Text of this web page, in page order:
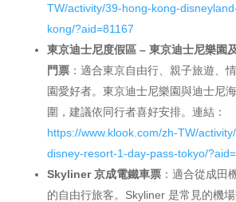
TW/activity/39-hong-kong-
kong/?aid=81167
東京迪士尼度假區 – 東京迪士尼樂園
門票：適合東京自由行、親子旅遊、
園愛好者。東京迪士尼樂園與迪士尼
圍，建議依同行者喜好安排。連結：
https://www.klook.com/zh-TW/
disney-resort-1-day-pass-tokyo/
Skyliner 京成電鐵車票：適合從成田
的自由行旅客。Skyliner 是常見的機